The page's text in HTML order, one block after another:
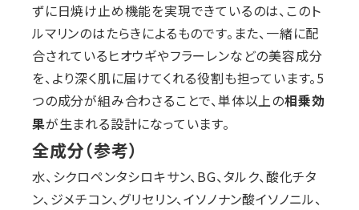
ずに日焼け止め機能を実現できているのは、このト
ルマリンのはたらきによるものです。また、一緒に配
合されているヒオウギやフラーレンなどの美容成分
を、より深く肌に届けてくれる役割も担っています。5
つの成分が組み合わさることで、単体以上の相乗効
果が生まれる設計になっています。
全成分（参考）
水、シクロペンタシロキサン、BG、タルク、酸化チタ
ン、ジメチコン、グリセリン、イソノナン酸イソノニル、